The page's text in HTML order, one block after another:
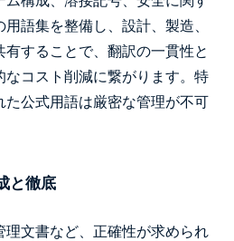
語集を整備し、設計、製造、
することで、翻訳の一貫性と
なコスト削減に繋がります。特
た公式用語は厳密な管理が不可
と徹底
理文書など、正確性が求められ